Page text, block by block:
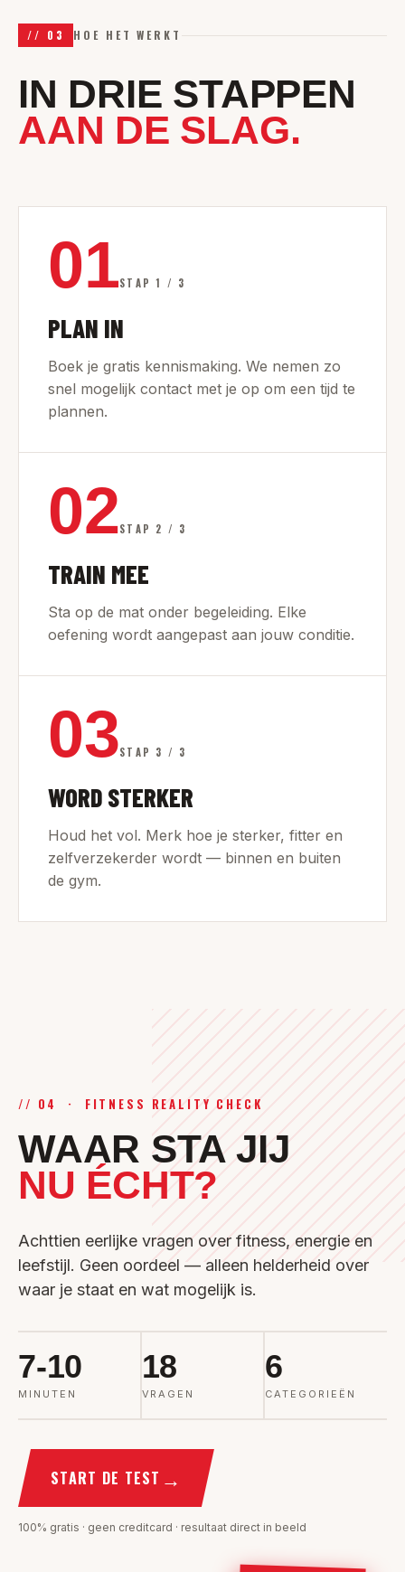
// 03 HOE HET WERKT
IN DRIE STAPPEN
AAN DE SLAG.
01STAP 1 / 3
PLAN IN
Boek je gratis kennismaking. We nemen zo
snel mogelijk contact met je op om een tijd te
plannen.
02STAP 2 / 3
TRAIN MEE
Sta op de mat onder begeleiding. Elke
oefening wordt aangepast aan jouw conditie.
03STAP 3 / 3
WORD STERKER
Houd het vol. Merk hoe je sterker, fitter en
zelfverzekerder wordt — binnen en buiten
de gym.
// 04 · FITNESS REALITY CHECK
WAAR STA JIJ
NU ÉCHT?
Achttien eerlijke vragen over fitness, energie en
leefstijl. Geen oordeel — alleen helderheid over
waar je staat en wat mogelijk is.
7-10
MINUTEN
18
VRAGEN
6
CATEGORIEËN
START DE TEST →
100% gratis · geen creditcard · resultaat direct in beeld